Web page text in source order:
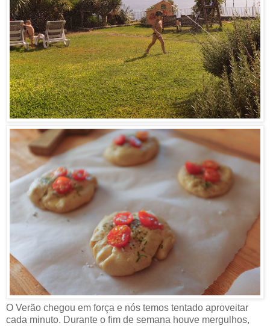
O Verão chegou em força e nós temos tentado aproveitar
cada minuto. Durante o fim de semana houve mergulhos,